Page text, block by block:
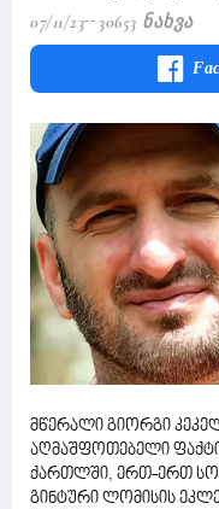
07/11/23 30653 Ნახვა
მწერალი გიორგი
აღმაშფოთებელი
ქართლში, ერთ-ერთ
გინტური ლომისის